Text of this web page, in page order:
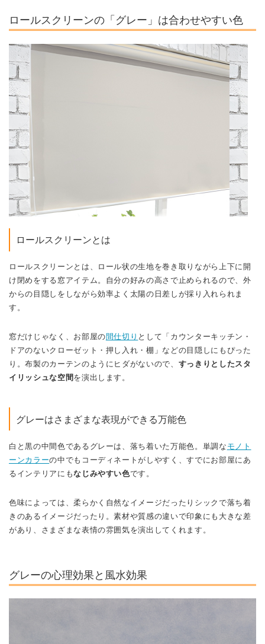
ロールスクリーンの「グレー」は合わせやすい色
ロールスクリーンとは
ロールスクリーンとは、ロール状の生地を巻き取りながら上下に開
け閉めをする窓アイテム。自分の好みの高さで止められるので、外
からの目隠しをしながら効率よく太陽の日差しが採り入れられま
す。
窓だけじゃなく、お部屋の間仕切り として「カウンターキッチン・
ドアのないクローゼット・押し入れ・棚」などの目隠しにもぴった
り。布製のカーテンのようにヒダがないので、 すっきりとしたスタ
イリッシュな空間 を演出します。
グレーはさまざまな表現ができる万能色
白と黒の中間色であるグレーは、落ち着いた万能色。単調な モノト
ーンカラーの中でもコーディネートがしやすく、すでにお部屋にあ
るインテリアにもなじみやすい色です。
色味によっては、柔らかく自然なイメージだったりシックで落ち着
きのあるイメージだったり。素材や質感の違いで印象にも大きな差
があり、さまざまな表情の雰囲気を演出してくれます。
グレーの心理効果と風水効果